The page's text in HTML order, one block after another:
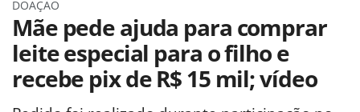
DOAÇÃO
Mãe pede ajuda para comprar
leite especial para o filho e
recebe pix de R$ 15 mil; vídeo